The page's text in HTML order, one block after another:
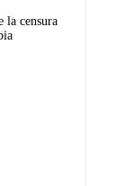
la censura